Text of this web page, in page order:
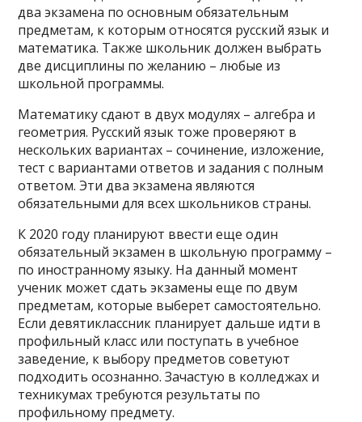
два экзамена по основным обязательным
предметам, к которым относятся русский язык и
математика. Также школьник должен выбрать
две дисциплины по желанию – любые из
школьной программы.
Математику сдают в двух модулях – алгебра и
геометрия. Русский язык тоже проверяют в
нескольких вариантах – сочинение, изложение,
тест с вариантами ответов и задания с полным
ответом. Эти два экзамена являются
обязательными для всех школьников страны.
К 2020 году планируют ввести еще один
обязательный экзамен в школьную программу –
по иностранному языку. На данный момент
ученик может сдать экзамены еще по двум
предметам, которые выберет самостоятельно.
Если девятиклассник планирует дальше идти в
профильный класс или поступать в учебное
заведение, к выбору предметов советуют
подходить осознанно. Зачастую в колледжах и
техникумах требуются результаты по
профильному предмету.